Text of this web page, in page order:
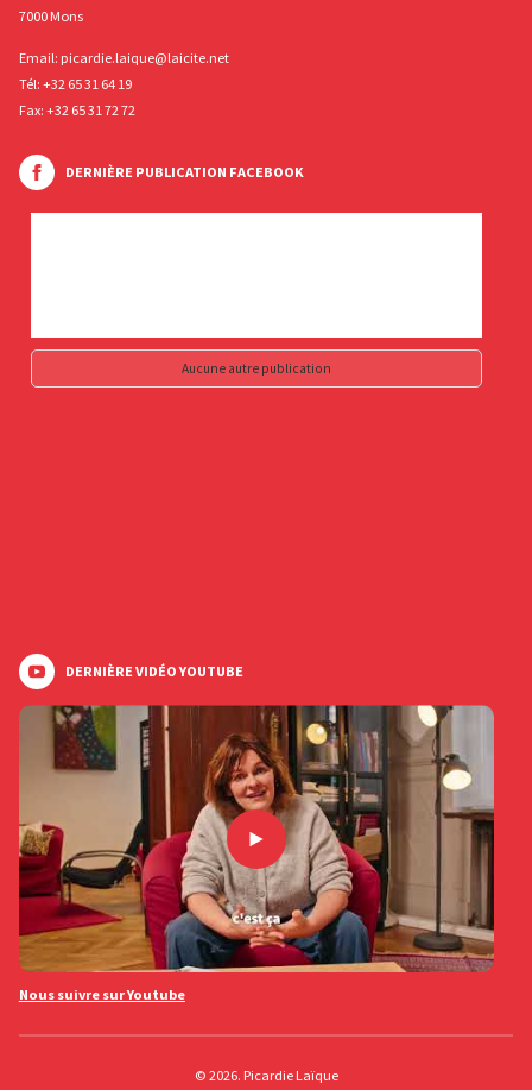
7000 Mons
Email: picardie.laique@laicite.net
Tél: +32 65 31 64 19
Fax: +32 65 31 72 72
DERNIÈRE PUBLICATION FACEBOOK
Aucune autre publication
DERNIÈRE VIDÉO YOUTUBE
Nous suivre sur Youtube
© 2026. Picardie Laïque